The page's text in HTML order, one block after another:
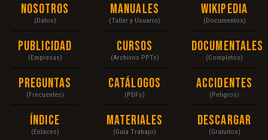
Nosotros
(Datos)
Publicidad
(Empresas)
Preguntas
(Frecuentes)
Índice
(Enlaces)
Manuales
(Taller y Usuario)
Cursos
(Archivos PPTs)
Catálogos
(PDFs)
Materiales
(Guía Trabajo)
Wikipedia
(Documentos)
Documentales
(Completos)
Accidentes
(Peligros)
Descargar
(Gratuitos)